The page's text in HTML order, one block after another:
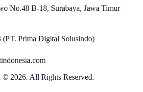
No.48 B-18, Surabaya, Jawa Timur
(PT. Prima Digital Solusindo)
© 2026. All Rights Reserved.